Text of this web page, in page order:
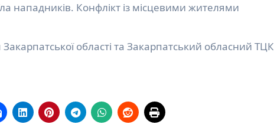
нападників. Конфлікт із місцевими жителями
області та Закарпатський обласний ТЦК